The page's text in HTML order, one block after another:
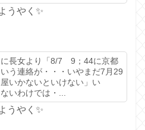
うやく✨️
に長女より「8/7 9；44に京都
う連絡が・・・いやまだ7月29
いかないといけない」い
いわけでは・...
うやく✨️